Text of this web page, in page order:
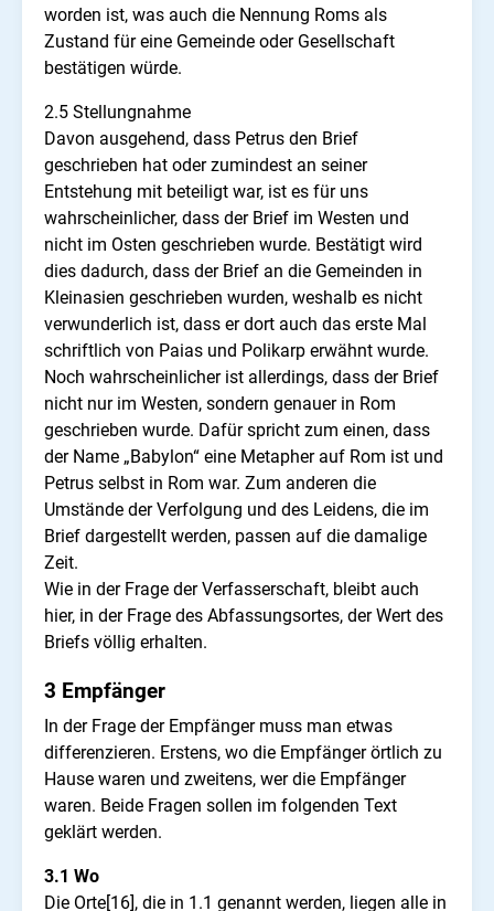
worden ist, was auch die Nennung Roms als
Zustand für eine Gemeinde oder Gesellschaft
bestätigen würde.
2.5 Stellungnahme
Davon ausgehend, dass Petrus den Brief
geschrieben hat oder zumindest an seiner
Entstehung mit beteiligt war, ist es für uns
wahrscheinlicher, dass der Brief im Westen und
nicht im Osten geschrieben wurde. Bestätigt wird
dies dadurch, dass der Brief an die Gemeinden in
Kleinasien geschrieben wurden, weshalb es nicht
verwunderlich ist, dass er dort auch das erste Mal
schriftlich von Paias und Polikarp erwähnt wurde.
Noch wahrscheinlicher ist allerdings, dass der Brief
nicht nur im Westen, sondern genauer in Rom
geschrieben wurde. Dafür spricht zum einen, dass
der Name „Babylon“ eine Metapher auf Rom ist und
Petrus selbst in Rom war. Zum anderen die
Umstände der Verfolgung und des Leidens, die im
Brief dargestellt werden, passen auf die damalige
Zeit.
Wie in der Frage der Verfasserschaft, bleibt auch
hier, in der Frage des Abfassungsortes, der Wert des
Briefs völlig erhalten.
3 Empfänger
In der Frage der Empfänger muss man etwas
differenzieren. Erstens, wo die Empfänger örtlich zu
Hause waren und zweitens, wer die Empfänger
waren. Beide Fragen sollen im folgenden Text
geklärt werden.
3.1 Wo
Die Orte[16], die in 1.1 genannt werden, liegen alle in